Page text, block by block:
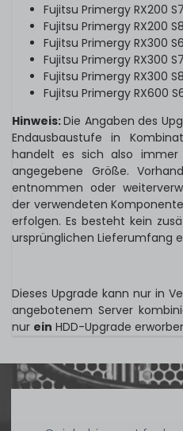
Fujitsu Primergy RX200 S7
Fujitsu Primergy RX200 S8
Fujitsu Primergy RX300 S6
Fujitsu Primergy RX300 S7
Fujitsu Primergy RX300 S8
Fujitsu Primergy RX600
Hinweis:Die Angaben des
Endausbaustufe in
handelt es sich also immer
angegebene Größe.
entnommen oder
der verwendeten
erfolgen. Es besteht kein
ursprünglichen Lieferumfang
Dieses Upgrade kann nur in
angebotenem Server
nur ein HDD-Upgrade